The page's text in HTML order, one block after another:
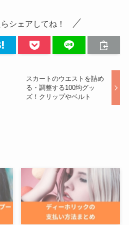
シェアしてね！
スカートのウエストを詰め
る・調整する100均グッ
ズ！クリップやベルト